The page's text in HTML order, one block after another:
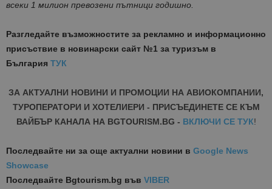
всеки 1 милион превозени пътници годишно.
Разгледайте възможностите за рекламно и информационно
присъствие в новинарски сайт №1 за туризъм в
България ТУК
ЗА АКТУАЛНИ НОВИНИ И ПРОМОЦИИ НА АВИОКОМПАНИИ,
ТУРОПЕРАТОРИ И ХОТЕЛИЕРИ - ПРИСЪЕДИНЕТЕ СЕ КЪМ
ВАЙБЪР КАНАЛА НА BGTOURISM.BG - ВКЛЮЧИ СЕ ТУК!
Последвайте ни за още актуални новини в Google News
Showcase
Последвайте Bgtourism.bg във VIBER